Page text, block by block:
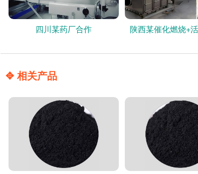
四川某药厂合作 陕西某催化燃烧+
✥ 相关产品